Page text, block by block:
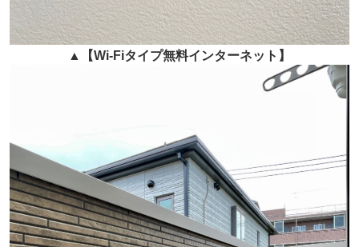
▲ 【Wi-Fiタイプ無料インターネット】